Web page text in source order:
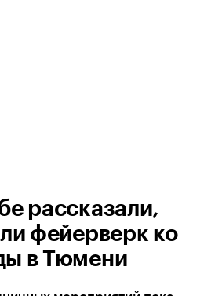
рассказали,
фейерверк ко
в Тюмени